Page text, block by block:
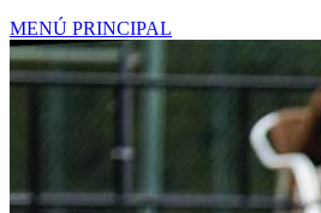
MENÚ PRINCIPAL